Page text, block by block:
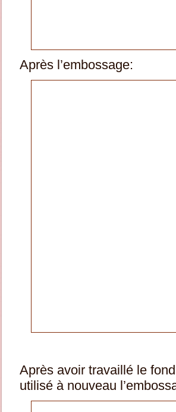
Après l’embossage:
Après avoir travaillé le
utilisé à nouveau